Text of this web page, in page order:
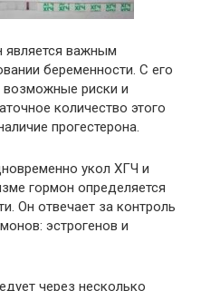
является важным
беременности. С его
риски и
количество этого
прогестерона.
укол ХГЧ и
гормон определяется
Он отвечает за контроль
эстрогенов и
через несколько